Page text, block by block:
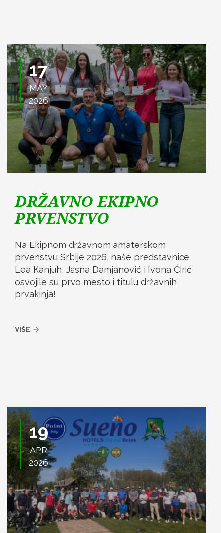
17
MAY
2026
DRŽAVNO EKIPNO
PRVENSTVO
Na Ekipnom državnom amaterskom
prvenstvu Srbije 2026, naše predstavnice
Lea Kanjuh, Jasna Damjanović i Ivona Ćirić
osvojile su prvo mesto i titulu državnih
prvakinja!
VIŠE
19
APR
2026